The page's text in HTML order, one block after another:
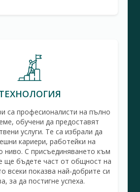
са професионалисти на пълно
обучени да предоставят
услуги. Те са избрали да
кариери, работейки на
ниво. С присъединяването към
ще бъдете част от общност на
всеки показва най-добрите си
за да постигне успеха.